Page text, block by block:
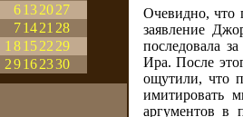
6 13 20 27
7 14 21 28
1 8 15 22 29
29 16 2330
Очевидно, что
заявление
последовала
Ира. После
ощутили, что
аргументов в